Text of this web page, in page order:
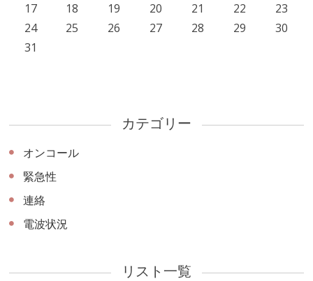
17
18 19 20 21 22
23
24
25 26 27 28 29
30
31
カテゴリー
オンコール
緊急性
連絡
電波状況
リスト一覧